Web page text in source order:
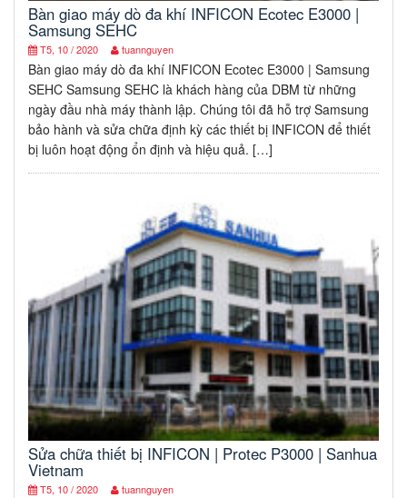
Bàn giao máy dò đa khí INFICON Ecotec E3000 |
Samsung SEHC
T5, 10 / 2020 tuannguyen
Bàn giao máy dò đa khí INFICON Ecotec E3000 | Samsung
SEHC Samsung SEHC là khách hàng của DBM từ những
ngày đầu nhà máy thành lập. Chúng tôi đã hỗ trợ Samsung
bảo hành và sửa chữa định kỳ các thiết bị INFICON để thiết
bị luôn hoạt động ổn định và hiệu quả. […]
Sửa chữa thiết bị INFICON | Protec P3000 | Sanhua
Vietnam
T5, 10 / 2020 tuannguyen